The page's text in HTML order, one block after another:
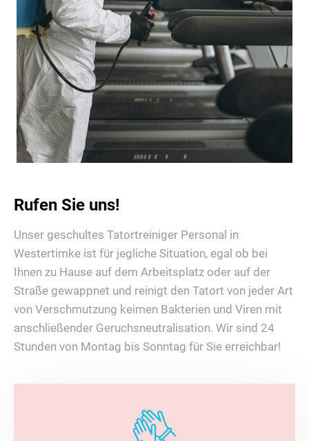
Rufen Sie uns!
Unser geschultes Tatortreiniger Personal in
Westertimke ist für jegliche Situation, egal ob bei
Ihnen zu Hause auf dem Arbeitsplatz oder auf der
Straße gewappnet und reinigt den Tatort von jeder Art
von Verschmutzung keimen Bakterien und Viren mit
anschließender Geruchsneutralisation. Wir sind 24
Stunden von Montag bis Sonntag für Sie erreichbar!